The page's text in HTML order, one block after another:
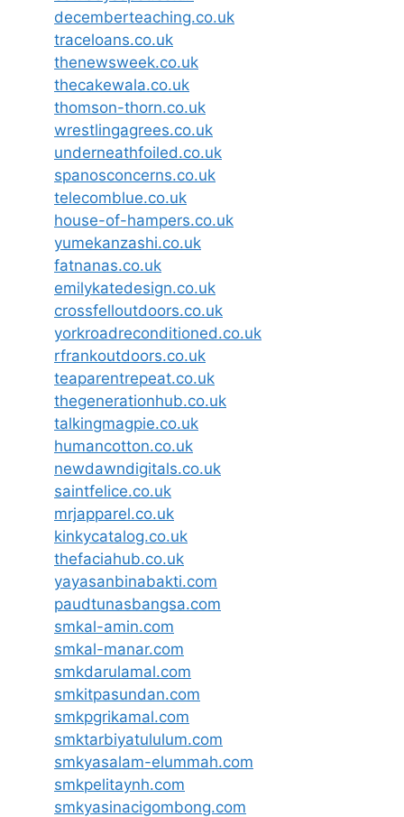
decemberteaching.co.uk
traceloans.co.uk
thenewsweek.co.uk
thecakewala.co.uk
thomson-thorn.co.uk
wrestlingagrees.co.uk
underneathfoiled.co.uk
spanosconcerns.co.uk
telecomblue.co.uk
house-of-hampers.co.uk
yumekanzashi.co.uk
fatnanas.co.uk
emilykatedesign.co.uk
crossfelloutdoors.co.uk
yorkroadreconditioned.co.uk
rfrankoutdoors.co.uk
teaparentrepeat.co.uk
thegenerationhub.co.uk
talkingmagpie.co.uk
humancotton.co.uk
newdawndigitals.co.uk
saintfelice.co.uk
mrjapparel.co.uk
kinkycatalog.co.uk
thefaciahub.co.uk
yayasanbinabakti.com
paudtunasbangsa.com
smkal-amin.com
smkal-manar.com
smkdarulamal.com
smkitpasundan.com
smkpgrikamal.com
smktarbiyatululum.com
smkyasalam-elummah.com
smkpelitaynh.com
smkyasinacigombong.com